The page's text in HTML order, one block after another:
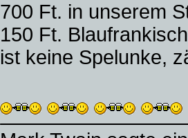
700 Ft. in unserem
150 Ft.
ist keine Spelunke,